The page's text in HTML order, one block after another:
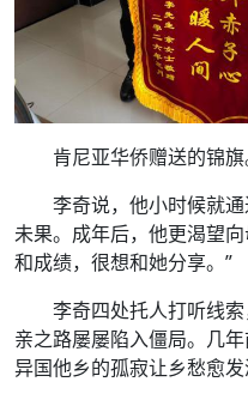
肯尼亚华侨赠送的锦
李奇说，他小时候就
未果。成年后，他更渴望
和成绩，很想和她分享。”
李奇四处托人打听线
亲之路屡屡陷入僵局。几
异国他乡的孤寂让乡愁愈发